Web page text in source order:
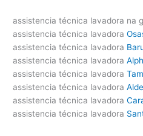
assistencia técnica lavadora na
assistencia técnica lavadora
assistencia técnica lavadora
assistencia técnica lavadora
assistencia técnica lavadora
assistencia técnica lavadora
assistencia técnica lavadora
assistencia técnica lavadora